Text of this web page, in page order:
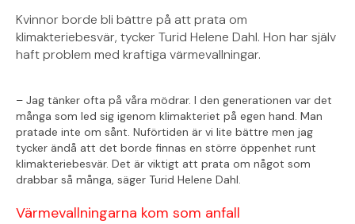
Kvinnor borde bli bättre på att prata om
klimakteriebesvär, tycker Turid Helene Dahl. Hon har själv
haft problem med kraftiga värmevallningar.
– Jag tänker ofta på våra mödrar. I den generationen var det
många som led sig igenom klimakteriet på egen hand. Man
pratade inte om sånt. Nuförtiden är vi lite bättre men jag
tycker ändå att det borde finnas en större öppenhet runt
klimakteriebesvär. Det är viktigt att prata om något som
drabbar så många, säger Turid Helene Dahl.
Värmevallningarna kom som anfall